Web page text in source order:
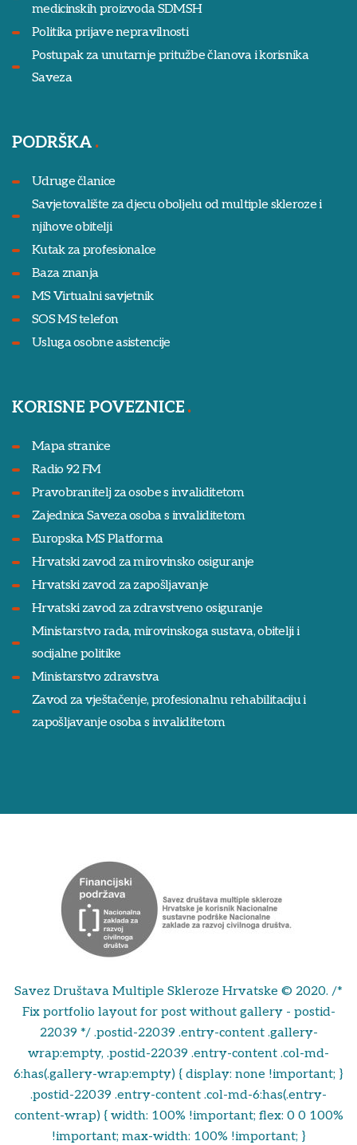
medicinskih proizvoda SDMSH
Politika prijave nepravilnosti
Postupak za unutarnje pritužbe članova i korisnika
Saveza
PODRŠKA
Udruge članice
Savjetovalište za djecu oboljelu od multiple skleroze i
njihove obitelji
Kutak za profesionalce
Baza znanja
MS Virtualni savjetnik
SOS MS telefon
Usluga osobne asistencije
KORISNE POVEZNICE
Mapa stranice
Radio 92 FM
Pravobranitelj za osobe s invaliditetom
Zajednica Saveza osoba s invaliditetom
Europska MS Platforma
Hrvatski zavod za mirovinsko osiguranje
Hrvatski zavod za zapošljavanje
Hrvatski zavod za zdravstveno osiguranje
Ministarstvo rada, mirovinskoga sustava, obitelji i
socijalne politike
Ministarstvo zdravstva
Zavod za vještačenje, profesionalnu rehabilitaciju i
zapošljavanje osoba s invaliditetom
Savez Društava Multiple Skleroze Hrvatske © 2020. /*
Fix portfolio layout for post without gallery - postid-
22039 */ .postid-22039 .entry-content .gallery-
wrap:empty, .postid-22039 .entry-content .col-md-
6:has(.gallery-wrap:empty) { display: none !important; }
.postid-22039 .entry-content .col-md-6:has(.entry-
content-wrap) { width: 100% !important; flex: 0 0 100%
!important; max-width: 100% !important; }